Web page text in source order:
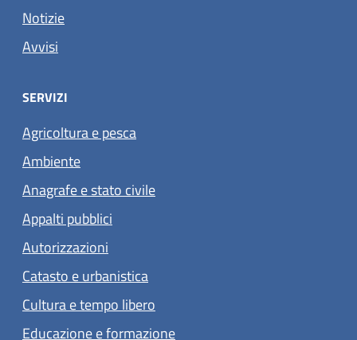
Notizie
Avvisi
SERVIZI
Agricoltura e pesca
Ambiente
Anagrafe e stato civile
Appalti pubblici
Autorizzazioni
Catasto e urbanistica
Cultura e tempo libero
Educazione e formazione